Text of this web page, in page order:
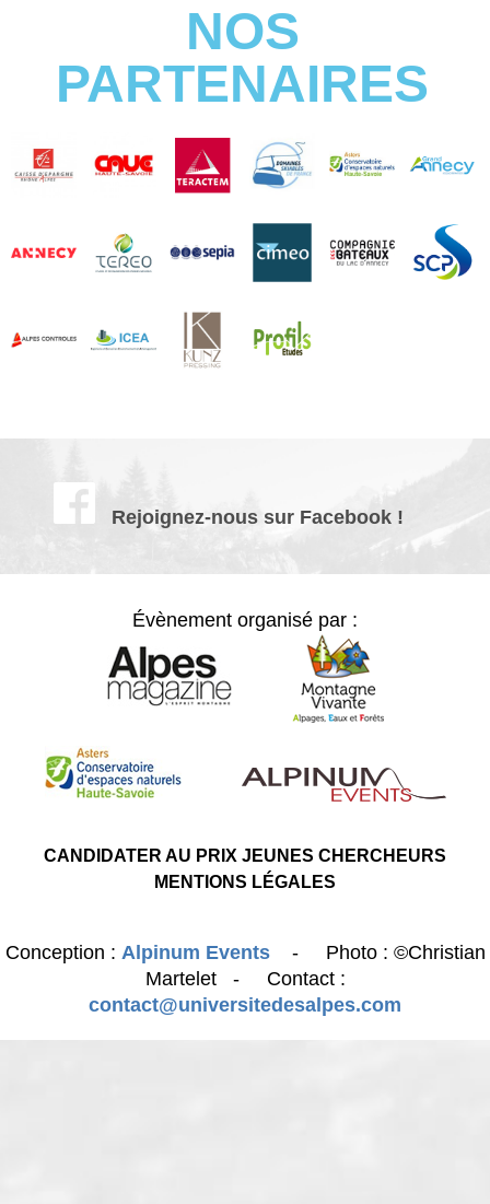
NOS
PARTENAIRES
Rejoignez-nous sur Facebook !
Évènement organisé par :
CANDIDATER AU PRIX JEUNES CHERCHEURS
MENTIONS LÉGALES
Conception : Alpinum Events- Photo : ©Christian
Martelet - Contact :
contact@universitedesalpes.com